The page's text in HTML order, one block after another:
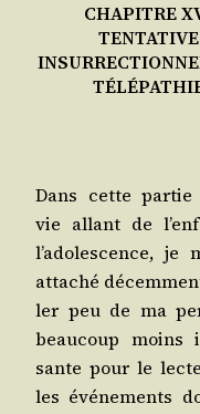
CHAPITRE
TENTATIVE
Dans cette
vie allant de
l’a­do­les­cence, je
atta­ché
ler peu de ma
beau­coup moins
sante pour le
les évé­ne­ments